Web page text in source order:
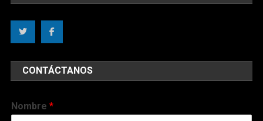
CONTÁCTANOS
Nombre*